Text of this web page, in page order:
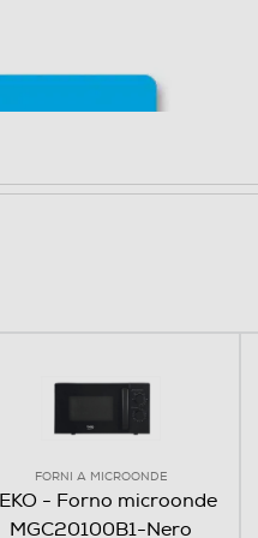
il forno alla massima
volta che il bottone
FORNI A MICROONDE
- Forno microonde
MGC20100B1-Nero